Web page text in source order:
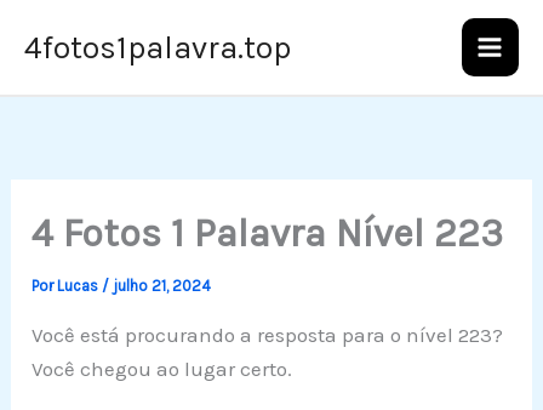
para4fotos1palavra.top
4 Fotos 1 Palavra Nível 223
PorLucas / julho 21, 2024
Você está procurando a resposta para o nível 223?
Você chegou ao lugar certo.